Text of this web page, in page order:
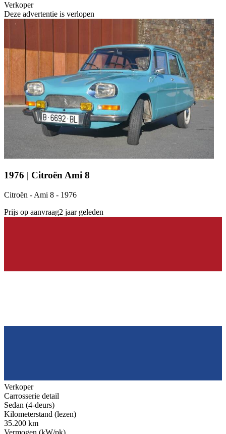
Verkoper
Deze advertentie is verlopen
1976 | Citroën Ami 8
Citroën - Ami 8 - 1976
Prijs op aanvraag2 jaar geleden
Verkoper
Carrosserie detail
Sedan (4-deurs)
Kilometerstand (lezen)
35.200 km
Vermogen (kW/pk)